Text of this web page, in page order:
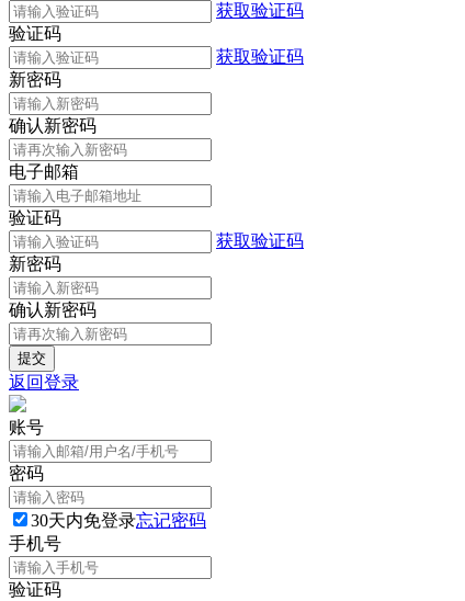
获取验证码
验证码
获取验证码
新密码
确认新密码
电子邮箱
验证码
获取验证码
新密码
确认新密码
返回登录
账号
密码
30天内免登录忘记密码
手机号
验证码